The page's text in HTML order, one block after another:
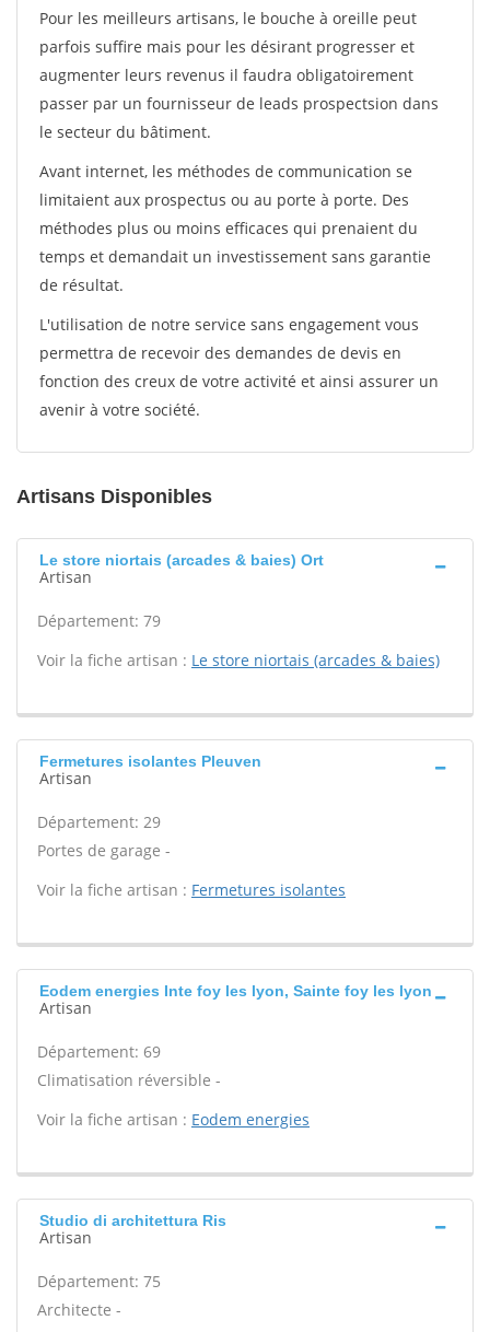
Pour les meilleurs artisans, le bouche à oreille peut
parfois suffire mais pour les désirant progresser et
augmenter leurs revenus il faudra obligatoirement
passer par un fournisseur de leads prospectsion dans
le secteur du bâtiment.
Avant internet, les méthodes de communication se
limitaient aux prospectus ou au porte à porte. Des
méthodes plus ou moins efficaces qui prenaient du
temps et demandait un investissement sans garantie
de résultat.
L'utilisation de notre service sans engagement vous
permettra de recevoir des demandes de devis en
fonction des creux de votre activité et ainsi assurer un
avenir à votre société.
Artisans Disponibles
Le store niortais (arcades & baies) Ort
Artisan
Département: 79
Voir la fiche artisan : Le store niortais (arcades & baies)
Fermetures isolantes Pleuven
Artisan
Département: 29
Portes de garage -
Voir la fiche artisan : Fermetures isolantes
Eodem energies Inte foy les lyon, Sainte foy les lyon
Artisan
Département: 69
Climatisation réversible -
Voir la fiche artisan : Eodem energies
Studio di architettura Ris
Artisan
Département: 75
Architecte -